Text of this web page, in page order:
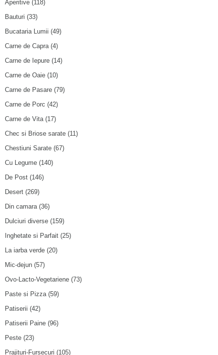
Aperitive (118)
Bauturi (33)
Bucataria Lumii (49)
Carne de Capra(4)
Carne de Iepure (14)
Carne de Oaie (10)
Carne de Pasare (79)
Carne de Porc (42)
Carne de Vita(17)
Chec si Briose sarate (11)
Chestiuni Sarate (67)
Cu Legume (140)
De Post (146)
Desert (269)
Din camara(36)
Dulciuri diverse (159)
Inghetate si Parfait (25)
La iarba verde (20)
Mic-dejun (57)
Ovo-Lacto-Vegetariene (73)
Paste si Pizza(59)
Patiserii (42)
Patiserii Paine (96)
Peste (23)
Prajituri-Fursecuri (105)